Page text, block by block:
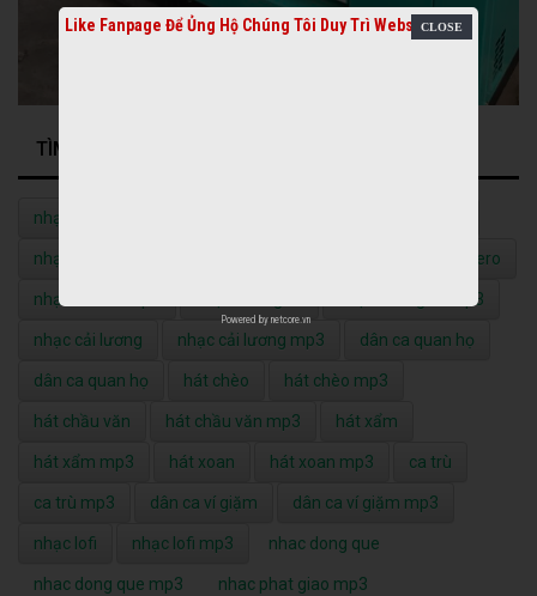
TÌM KIẾM NHIỀU NHẤT
nhạc quê hương
nhạc vàng mp3 nhạc bolero
nhạc bolero mp3 nhạc không lời mp3
nhạc cải lương nhạc cải lương mp3 dân ca quan họ
dân ca quan họ hát chèo hát chèo mp3
hát chầu văn hát chầu văn mp3 hát xẩm
hát xẩm mp3 hát xoan hát xoan mp3 ca trù
ca trù mp3 dân ca ví giặm dân ca ví giặm mp3
nhạc lofi nhạc lofi mp3 nhac dong que
nhac dong que mp3 nhac phat giao mp3
Like Fanpage Để Ủng Hộ Chúng Tôi Duy Trì Website
Powered by netcore.vn